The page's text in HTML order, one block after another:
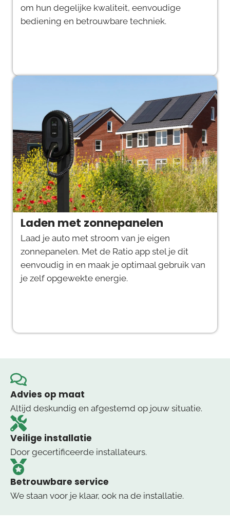
om hun degelijke kwaliteit, eenvoudige
bediening en betrouwbare techniek.
Laden met zonnepanelen
Laad je auto met stroom van je eigen
zonnepanelen. Met de Ratio app stel je dit
eenvoudig in en maak je optimaal gebruik van
je zelf opgewekte energie.
Advies op maat
Altijd deskundig en afgestemd op jouw situatie.
Veilige installatie
Door gecertificeerde installateurs.
Betrouwbare service
We staan voor je klaar, ook na de installatie.